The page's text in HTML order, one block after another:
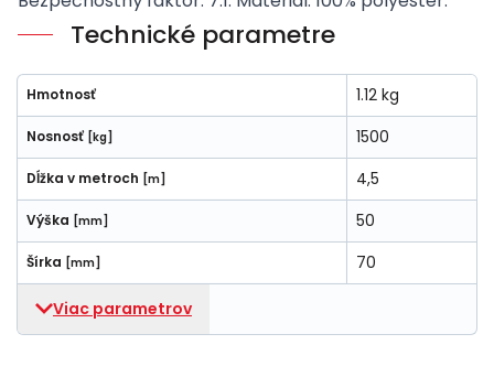
Technické parametre
Hmotnosť 1.12 kg
Nosnosť [kg] 1500
Dĺžka v metroch [m] 4,5
Výška [mm] 50
Šírka [mm] 70
Viac parametrov